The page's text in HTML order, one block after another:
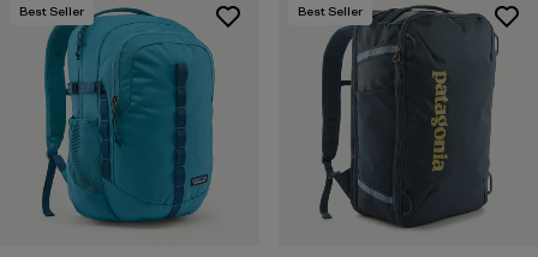
Best Seller Best Seller